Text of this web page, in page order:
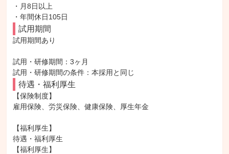
・月8日以上
・年間休日105日
試用期間
試用期間あり
試用・研修期間：3ヶ月
待遇・福利厚生
【保険制度】
雇用保険、労災保険、健康保険、厚生年金
【福利厚生】
待遇・福利厚生
【福利厚生】